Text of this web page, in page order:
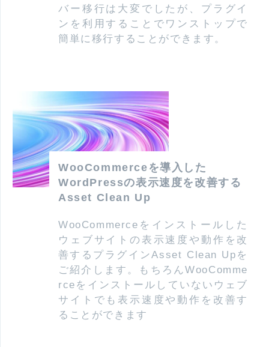
バー移行は大変でしたが、プラグイ
ンを利用することでワンストップで
簡単に移行することができます。
WooCommerceを導入した
WordPressの表示速度を改善する
Asset Clean Up
WooCommerceをインストールした
ウェブサイトの表示速度や動作を改
善するプラグインAsset Clean Upを
ご紹介します。もちろんWooComme
rceをインストールしていないウェブ
サイトでも表示速度や動作を改善す
ることができます